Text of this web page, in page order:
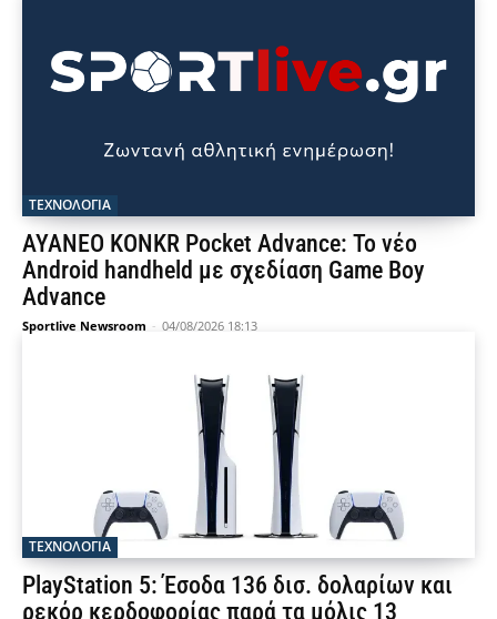
ΤΕΧΝΟΛΟΓΙΑ
AYANEO KONKR Pocket Advance: Το νέο
Android handheld με σχεδίαση Game Boy
Advance
Sportlive Newsroom - 04/08/2026 18:13
ΤΕΧΝΟΛΟΓΙΑ
PlayStation 5: Έσοδα 136 δισ. δολαρίων και
ρεκόρ κερδοφορίας παρά τα μόλις 13